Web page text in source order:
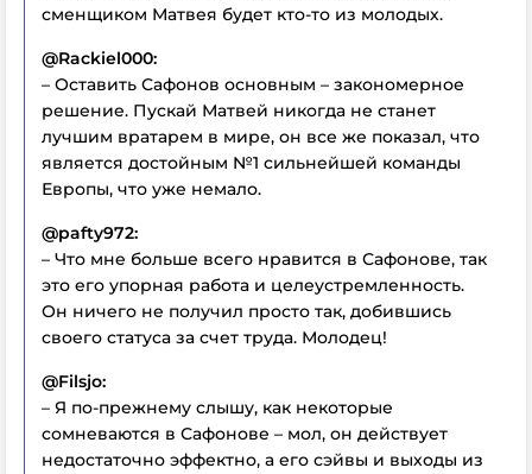
сменщиком Матвея будет кто-то из молодых.
@Rackiel000:
– Оставить Сафонов основным – закономерное
решение. Пускай Матвей никогда не станет
лучшим вратарем в мире, он все же показал, что
является достойным №1 сильнейшей команды
Европы, что уже немало.
@pafty972:
– Что мне больше всего нравится в Сафонове, так
это его упорная работа и целеустремленность.
Он ничего не получил просто так, добившись
своего статуса за счет труда. Молодец!
@Filsjo:
– Я по-прежнему слышу, как некоторые
сомневаются в Сафонове – мол, он действует
недостаточно эффектно, а его сэйвы и выходы из